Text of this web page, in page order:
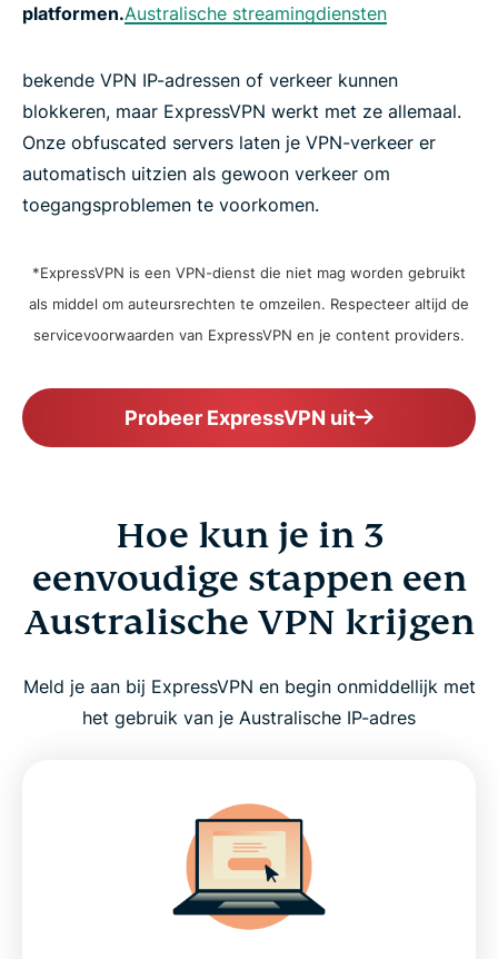
platformen.Australische streamingdiensten
bekende VPN IP-adressen of verkeer kunnen
blokkeren, maar ExpressVPN werkt met ze allemaal.
Onze obfuscated servers laten je VPN-verkeer er
automatisch uitzien als gewoon verkeer om
toegangsproblemen te voorkomen.
*ExpressVPN is een VPN-dienst die niet mag worden gebruikt
als middel om auteursrechten te omzeilen. Respecteer altijd de
servicevoorwaarden van ExpressVPN en je content providers.
Probeer ExpressVPN uit
Hoe kun je in 3
eenvoudige stappen een
Australische VPN krijgen
Meld je aan bij ExpressVPN en begin onmiddellijk met
het gebruik van je Australische IP-adres